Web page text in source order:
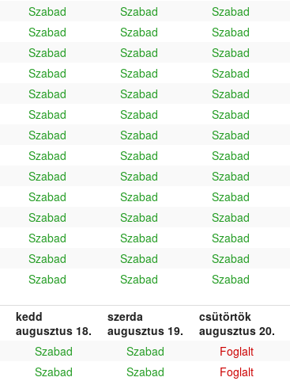
Szabad Szabad Szabad
Szabad Szabad Szabad
Szabad Szabad Szabad
Szabad Szabad Szabad
Szabad Szabad Szabad
Szabad Szabad Szabad
Szabad Szabad Szabad
Szabad Szabad Szabad
Szabad Szabad Szabad
Szabad Szabad Szabad
Szabad Szabad Szabad
Szabad Szabad Szabad
Szabad Szabad Szabad
Szabad Szabad Szabad
kedd
augusztus 18.
szerda
augusztus 19.
csütörtök
augusztus 20.
Szabad Szabad Foglalt
Szabad Szabad Foglalt